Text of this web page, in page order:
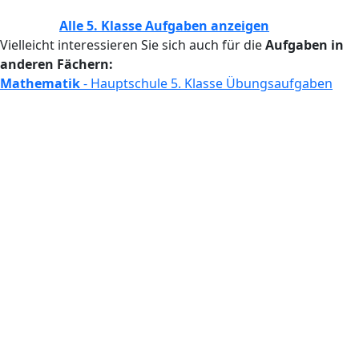
Alle 5. Klasse Aufgaben anzeigen
Vielleicht interessieren Sie sich auch für dieAufgaben in
anderen Fächern:
Mathematik- Hauptschule 5. Klasse Übungsaufgaben